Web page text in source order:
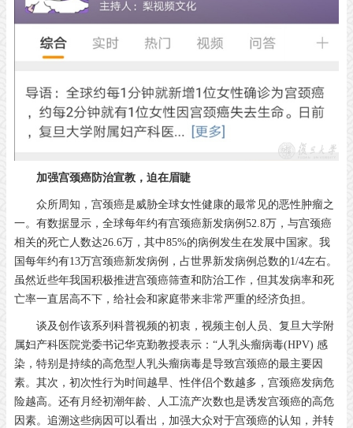
加强宫颈癌防治宣教，迫在眉睫
众所周知，宫颈癌是威胁全球女性健康的最常见的恶性肿瘤之
一。有数据显示，全球每年约有宫颈癌新发病例52.8万，与宫颈癌
相关的死亡人数达26.6万，其中85%的病例发生在发展中国家。我
国每年约有13万宫颈癌新发病例，占世界新发病例总数的1/4左右。
虽然近些年我国积极推进宫颈癌筛查和防治工作，但其发病率和死
亡率一直居高不下，给社会和家庭带来非常严重的经济负担。
谈及创作该系列科普视频的初衷，视频主创人员、复旦大学附
属妇产科医院党委书记华克勤教授表示：“人乳头瘤病毒(HPV) 感
染，特别是持续的高危型人乳头瘤病毒是导致宫颈癌的最主要因
素。其次，初次性行为时间越早、性伴侣个数越多，宫颈癌发病危
险越高。还有月经初潮年龄、人工流产次数也是诱发宫颈癌的高危
因素。追溯这些病因可以看出，加强大众对于宫颈癌的认知，并转